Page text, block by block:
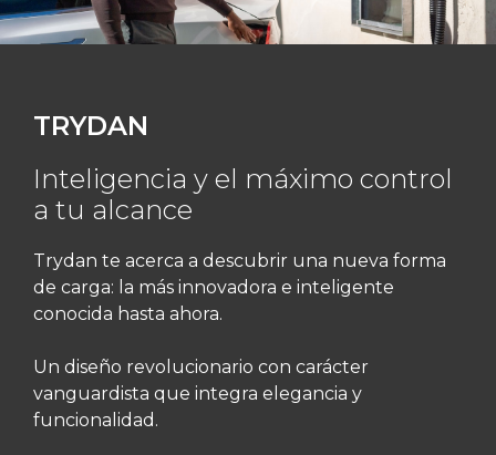
TRYDAN
Inteligencia y el máximo control
a tu alcance
Trydan te acerca a descubrir una nueva forma
de carga: la más innovadora e inteligente
conocida hasta ahora.
Un diseño revolucionario con carácter
vanguardista que integra elegancia y
funcionalidad.